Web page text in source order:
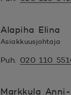
Alapiha Elina
Asiakkuusjohtaja
Puh. 020 110
Markkula